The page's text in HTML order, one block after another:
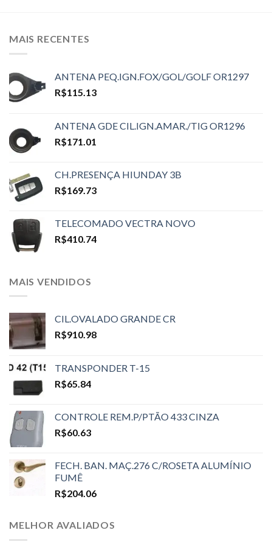
MAIS RECENTES
ANTENA PEQ.IGN.FOX/GOL/GOLF OR1297
R$115.13
ANTENA GDE CIL.IGN.AMAR./TIG OR1296
R$171.01
CH.PRESENÇA HIUNDAY 3B
R$169.73
TELECOMADO VECTRA NOVO
R$410.74
MAIS VENDIDOS
CIL.OVALADO GRANDE CR
R$910.98
TRANSPONDER T-15
R$65.84
CONTROLE REM.P/PTÃO 433 CINZA
R$60.63
FECH. BAN. MAÇ.276 C/ROSETA ALUMÍNIO
FUMÊ
R$204.06
MELHOR AVALIADOS